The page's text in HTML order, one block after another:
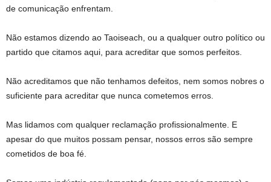
de comunicação enfrentam.
Não estamos dizendo ao Taoiseach, ou a qualquer outro político ou
partido que citamos aqui, para acreditar que somos perfeitos.
Não acreditamos que não tenhamos defeitos, nem somos nobres o
suficiente para acreditar que nunca cometemos erros.
Mas lidamos com qualquer reclamação profissionalmente. E
apesar do que muitos possam pensar, nossos erros são sempre
cometidos de boa fé.